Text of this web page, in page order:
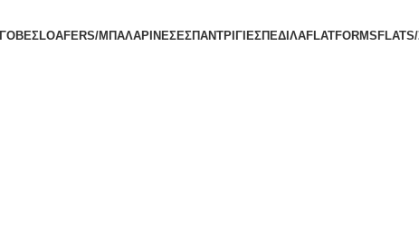
ΓΟΒΕΣLOAFERS/ΜΠΑΛΑΡΙΝΕΣΕΣΠΑΝΤΡΙΓΙΕΣΠΕΔΙΛΑFLATFORMS